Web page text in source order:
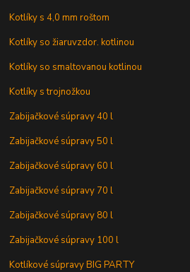
Kotlíky s 4,0 mm roštom
Kotlíky so žiaruvzdor. kotlinou
Kotlíky so smaltovanou kotlinou
Kotlíky s trojnožkou
Zabijačkové súpravy 40 l
Zabijačkové súpravy 50 l
Zabijačkové súpravy 60 l
Zabijačkové súpravy 70 l
Zabijačkové súpravy 80 l
Zabijačkové súpravy 100 l
Kotlíkové súpravy BIG PARTY